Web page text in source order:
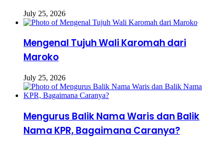
July 25, 2026
Mengenal Tujuh Wali Karomah dari
Maroko
July 25, 2026
Mengurus Balik Nama Waris dan Balik
Nama KPR, Bagaimana Caranya?